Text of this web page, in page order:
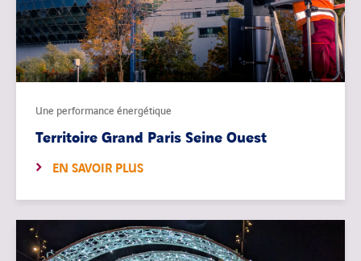
Une performance énergétique
Territoire Grand Paris Seine Ouest
EN SAVOIR PLUS